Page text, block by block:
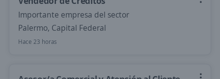
Importante empresa del sector
Palermo, Capital Federal
Hace 23 horas